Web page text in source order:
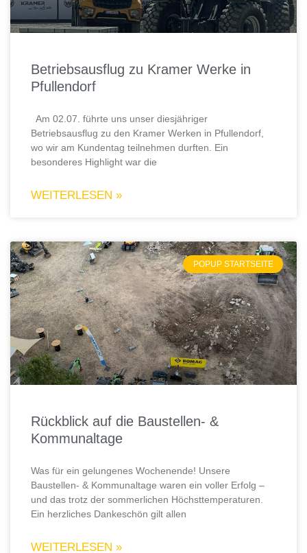
Betriebsausflug zu Kramer Werke in
Pfullendorf
Am 02.07. führte uns unser diesjähriger
Betriebsausflug zu den Kramer Werken in Pfullendorf,
wo wir am Kundentag teilnehmen durften. Ein
besonderes Highlight war die
WEITERLESEN »
POPUP STARTSEITE
Rückblick auf die Baustellen- &
Kommunaltage
Was für ein gelungenes Wochenende! Unsere
Baustellen- & Kommunaltage waren ein voller Erfolg –
und das trotz der sommerlichen Höchsttemperaturen.
Ein herzliches Dankeschön gilt allen
WEITERLESEN »